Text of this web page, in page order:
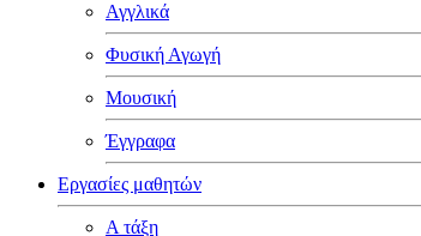
Αγγλικά
Φυσική Αγωγή
Μουσική
Έγγραφα
Εργασίες μαθητών
Α τάξη